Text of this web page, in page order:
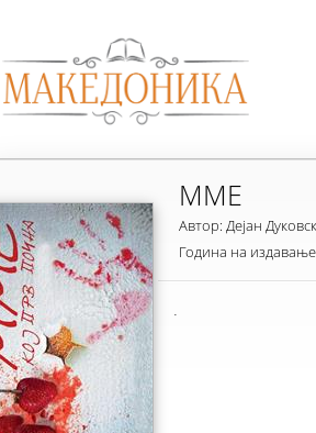
ММЕ
Автор: Дејан
Година на
.